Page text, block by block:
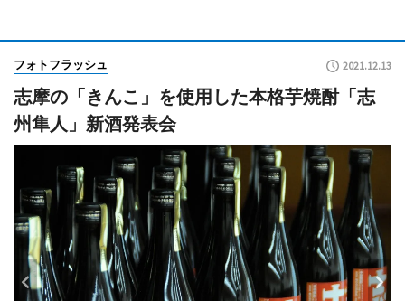
フォトフラッシュ 2021.12.13
志摩の「きんこ」を使用した本格芋焼酎「志
州隼人」新酒発表会